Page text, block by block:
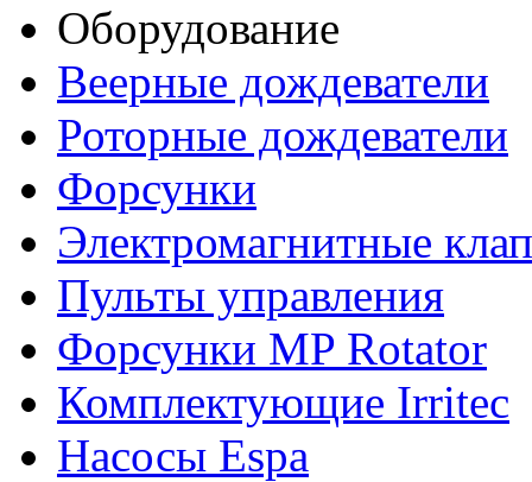
Оборудование
Веерные дождеватели
Роторные дождеватели
Форсунки
Электромагнитные
Пульты управления
Форсунки MP Rotator
Комплектующие Irritec
Насосы Espa